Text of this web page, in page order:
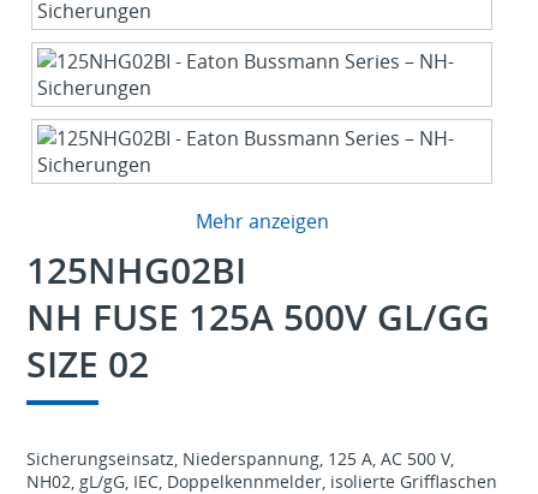
Mehr anzeigen
125NHG02BI
NH FUSE 125A 500V GL/GG
SIZE 02
Sicherungseinsatz, Niederspannung, 125 A, AC 500 V,
NH02, gL/gG, IEC, Doppelkennmelder, isolierte Grifflaschen